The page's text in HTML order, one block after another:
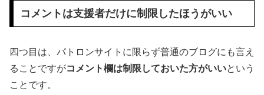
コメントは支援者だけに制限したほうがいい
四つ目は、パトロンサイトに限らず普通のブログにも言え
ることですがコメント欄は制限しておいた方がいいという
ことです。